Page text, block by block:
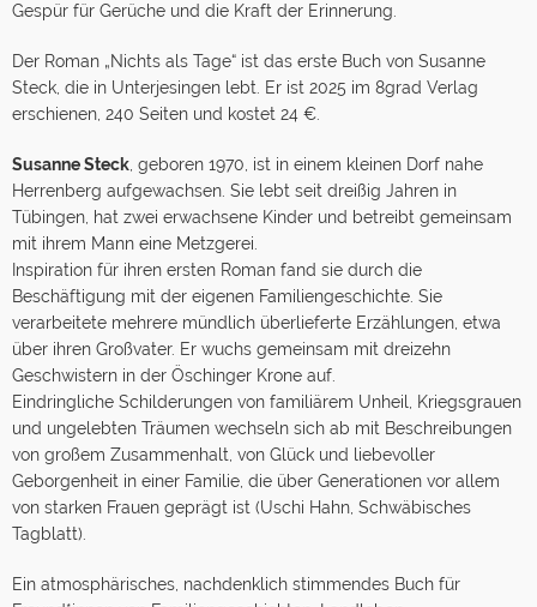
Gespür für Gerüche und die Kraft der Erinnerung.
Der Roman „Nichts als Tage“ ist das erste Buch von Susanne
Steck, die in Unterjesingen lebt. Er ist 2025 im 8grad Verlag
erschienen, 240 Seiten und kostet 24 €.
Susanne Steck , geboren 1970, ist in einem kleinen Dorf nahe
Herrenberg aufgewachsen. Sie lebt seit dreißig Jahren in
Tübingen, hat zwei erwachsene Kinder und betreibt gemeinsam
mit ihrem Mann eine Metzgerei.
Inspiration für ihren ersten Roman fand sie durch die
Beschäftigung mit der eigenen Familiengeschichte. Sie
verarbeitete mehrere mündlich überlieferte Erzählungen, etwa
über ihren Großvater. Er wuchs gemeinsam mit dreizehn
Geschwistern in der Öschinger Krone auf.
Eindringliche Schilderungen von familiärem Unheil, Kriegsgrauen
und ungelebten Träumen wechseln sich ab mit Beschreibungen
von großem Zusammenhalt, von Glück und liebevoller
Geborgenheit in einer Familie, die über Generationen vor allem
von starken Frauen geprägt ist (Uschi Hahn, Schwäbisches
Tagblatt).
Ein atmosphärisches, nachdenklich stimmendes Buch für